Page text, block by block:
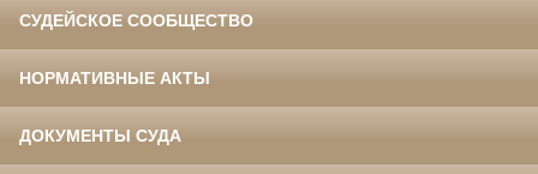
СУДЕЙСКОЕ СООБЩЕСТВО
НОРМАТИВНЫЕ АКТЫ
ДОКУМЕНТЫ СУДА